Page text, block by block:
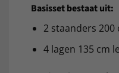
Basisset bestaat uit:
2 staanders 200
4 lagen 135 cm